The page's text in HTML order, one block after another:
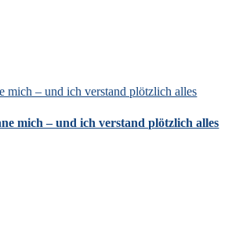
mich – und ich verstand plötzlich alles
mich – und ich verstand plötzlich alles